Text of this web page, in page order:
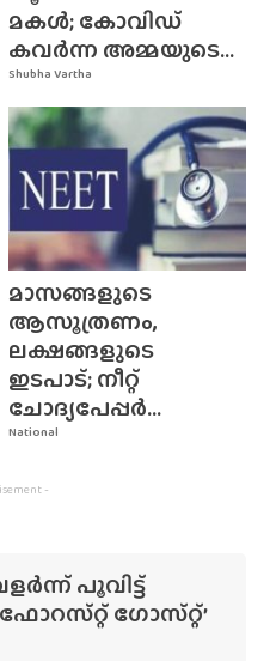
Shubha Vartha
മകൾ; കോവിഡ്
കവർന്ന അമ്മയുടെ...
National
മാസങ്ങളുടെ
ആസൂത്രണം,
ലക്ഷങ്ങളുടെ
ഇടപാട്; നീറ്റ്
ചോദ്യപേപ്പർ...
-
പൂവിട്ട്
ഗോസ്‌റ്റ്’